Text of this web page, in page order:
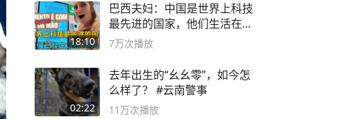
18:10
巴西夫妇：中国是世界上科技
最先进的国家，他们生活在
2999年
7万次播放
02:22
去年出生的“幺幺零”，如今怎
么样了？ #云南警事
11万次播放